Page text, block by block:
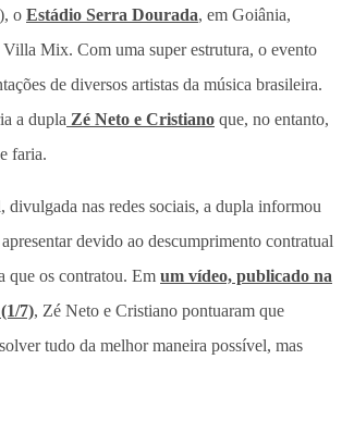
o Estádio Serra Dourada, em Goiânia,
Villa Mix. Com uma super estrutura, o evento
de diversos artistas da música brasileira.
a dupla Zé Neto e Cristiano que, no entanto,
faria.
divulgada nas redes sociais, a dupla informou
devido ao descumprimento contratual
que os contratou. Em um vídeo, publicado na
7), Zé Neto e Cristiano pontuaram que
tudo da melhor maneira possível, mas